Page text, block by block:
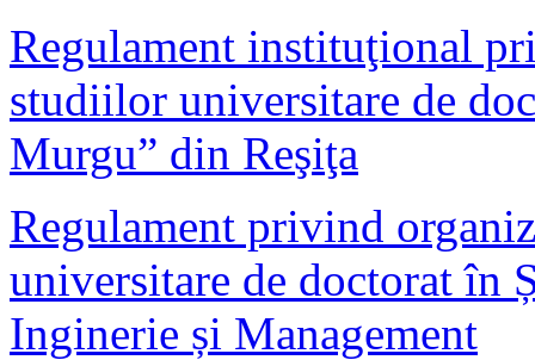
Regulament instituţional
studiilor universitare de
Murgu” din Reşiţa
Regulament privind
universitare de doctorat în
Inginerie și Management